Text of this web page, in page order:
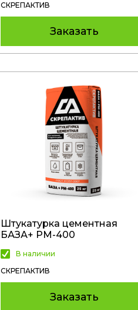
СКРЕПАКТИВ
Заказать
Штукатурка цементная
БАЗА+ РМ-400
В наличии
СКРЕПАКТИВ
Заказать